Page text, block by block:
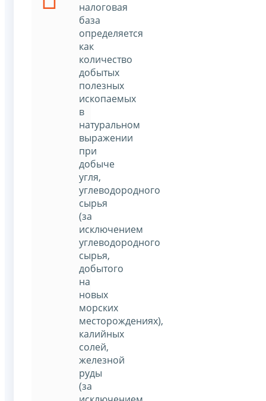
налоговая
база
определяется
как
количество
добытых
полезных
ископаемых
в
натуральном
выражении
при
добыче
угля,
углеводородного
сырья
(за
исключением
углеводородного
сырья,
добытого
на
новых
морских
месторождениях),
калийных
солей,
железной
руды
(за